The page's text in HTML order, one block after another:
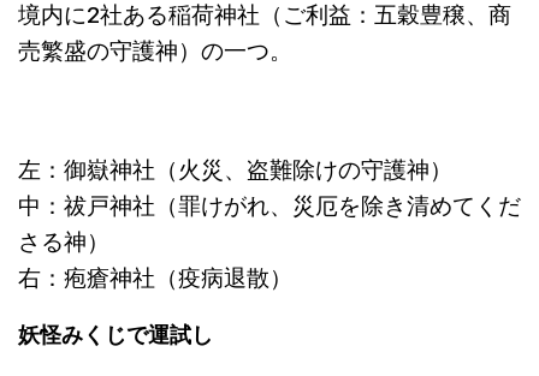
境内に2社ある稲荷神社（ご利益：五穀豊穣、商
売繁盛の守護神）の一つ。
左：御嶽神社（火災、盗難除けの守護神）
中：祓戸神社（罪けがれ、災厄を除き清めてくだ
さる神）
右：疱瘡神社（疫病退散）
妖怪みくじで運試し